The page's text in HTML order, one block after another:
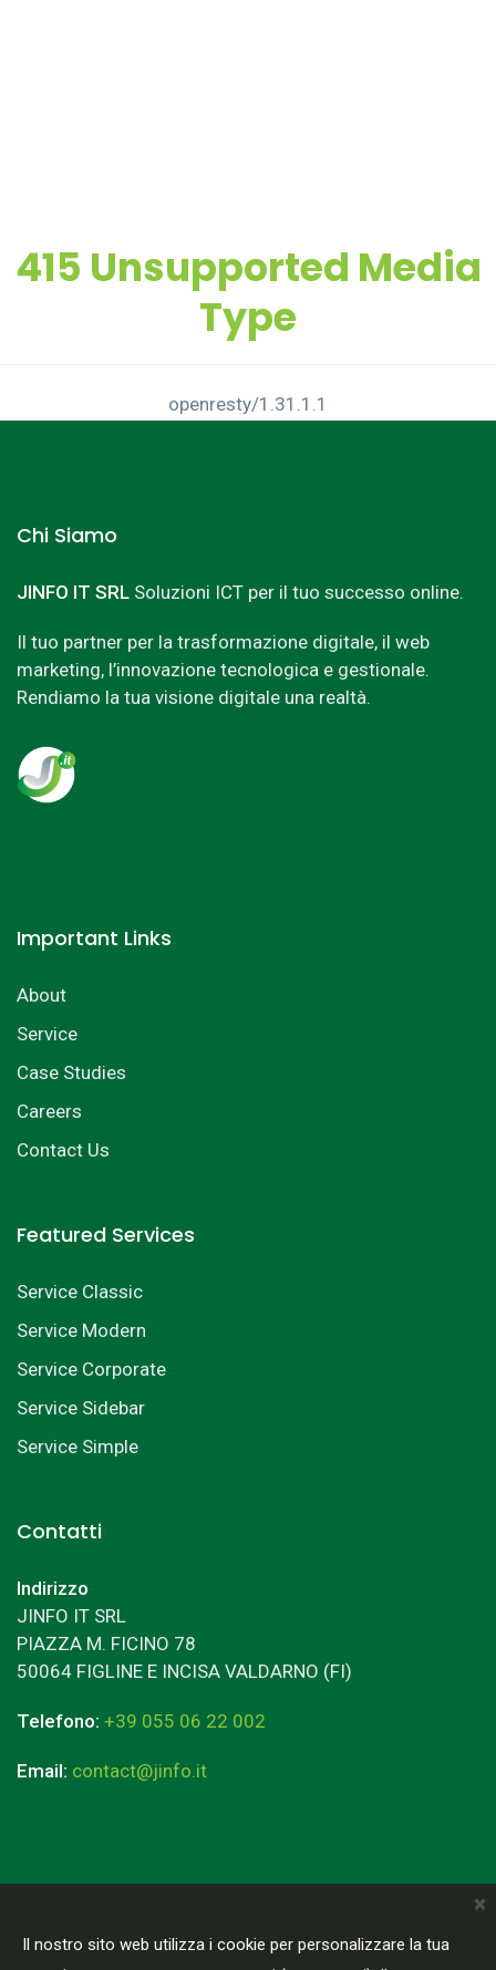
×
Il nostro sito web utilizza i cookie per personalizzare la tua
415 Unsupported Media
Type
openresty/1.31.1.1
Chi Siamo
JINFO IT SRL Soluzioni ICT per il tuo successo online.
Il tuo partner per la trasformazione digitale, il web
marketing, l’innovazione tecnologica e gestionale.
Rendiamo la tua visione digitale una realtà.
Important Links
About
Service
Case Studies
Careers
Contact Us
Featured Services
Service Classic
Service Modern
Service Corporate
Service Sidebar
Service Simple
Contatti
Indirizzo
JINFO IT SRL
PIAZZA M. FICINO 78
50064 FIGLINE E INCISA VALDARNO (FI)
Telefono: +39 055 06 22 002
Email: contact@jinfo.it